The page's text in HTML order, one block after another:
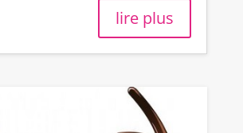
lire plus